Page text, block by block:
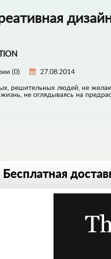
(0) 27.08.2014
решительных людей, не
не оглядываясь на
Бесплатная